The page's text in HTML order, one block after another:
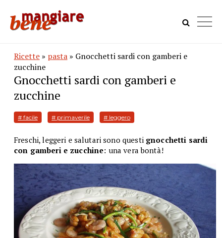
Ricette » pasta » Gnocchetti sardi con gamberi e
zucchine
Gnocchetti sardi con gamberi e
zucchine
# facile # primaverile # leggero
Freschi, leggeri e salutari sono questi gnocchetti sardi
con gamberi e zucchine: una vera bontà!